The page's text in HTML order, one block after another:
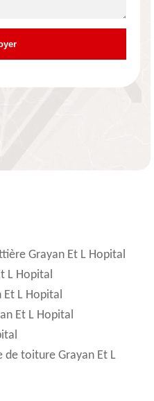
Grayan Et L Hopital
L Hopital
L Hopital
Et L Hopital
de toiture Grayan Et L